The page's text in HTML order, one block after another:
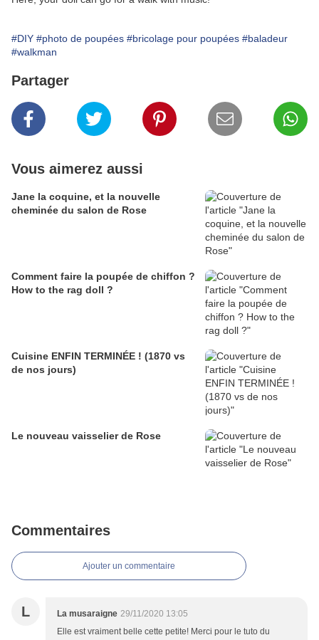
#DIY #photo de poupées #bricolage pour poupées #baladeur
#walkman
Partager
Vous aimerez aussi
Jane la coquine, et la nouvelle
cheminée du salon de Rose
Comment faire la poupée de chiffon ?
How to the rag doll ?
Cuisine ENFIN TERMINÉE ! (1870 vs
de nos jours)
Le nouveau vaisselier de Rose
Commentaires
Ajouter un commentaire
L La musaraigne 29/11/2020 13:05
Elle est vraiment belle cette petite! Merci pour le tuto du